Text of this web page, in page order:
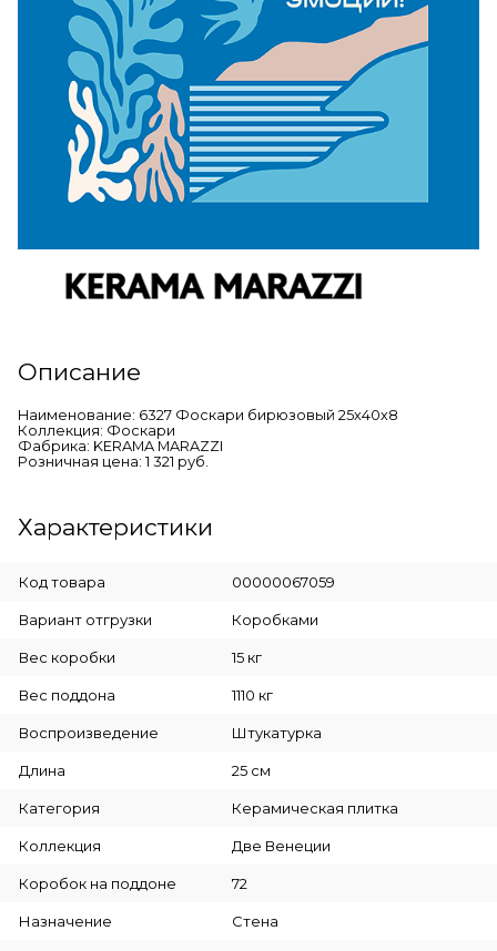
Описание
Наименование: 6327 Фоскари бирюзовый 25х40х8
Коллекция: Фоскари
Фабрика: KERAMA MARAZZI
Розничная цена: 1 321 руб.
Характеристики
Код товара 00000067059
Вариант отгрузки Коробками
Вес коробки 15 кг
Вес поддона 1110 кг
Воспроизведение Штукатурка
Длина 25 см
Категория Керамическая плитка
Коллекция Две Венеции
Коробок на поддоне 72
Назначение Стена